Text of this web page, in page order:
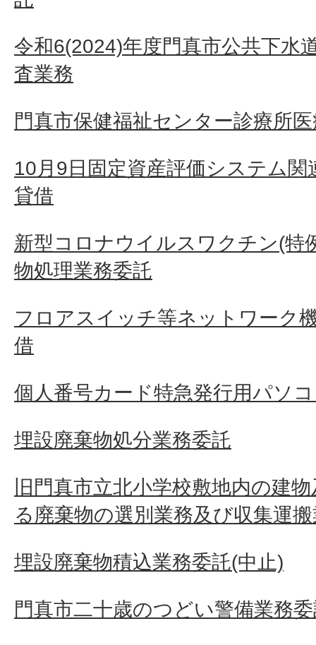
令和6(2024)年度門真市公共下水
査業務
門真市保健福祉センター診療所
10月9日固定資産評価システム
貸借
新型コロナウイルスワクチン(特
物処理業務委託
フロアスイッチ等ネットワーク
借
個人番号カード特急発行用パソ
埋設廃棄物処分業務委託
旧門真市立北小学校敷地内の建
る廃棄物の選別業務及び収集運
埋設廃棄物積込業務委託(中止)
門真市二十歳のつどい警備業務